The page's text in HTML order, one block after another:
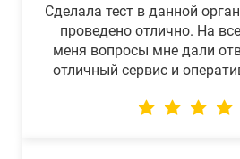
Сделала тест в данной
проведено отлично. На
меня вопросы мне дали
отличный сервис и